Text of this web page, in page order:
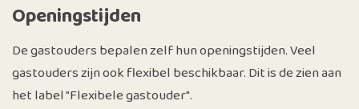
Openingstijden
De gastouders bepalen zelf hun openingstijden. Veel
gastouders zijn ook flexibel beschikbaar. Dit is de zien aan
het label "Flexibele gastouder".